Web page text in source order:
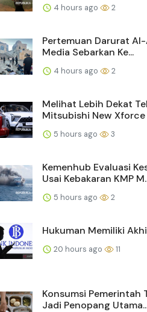
4 hours ago 2
Pertemuan Darurat
Media Sebarkan Ke...
4 hours ago 2
Melihat Lebih Dekat
Mitsubishi New Xforce
5 hours ago 3
Kemenhub Evaluasi
Usai Kebakaran KMP
5 hours ago 2
Hukuman Memiliki
20 hours ago 11
Konsumsi Pemerintah
Jadi Penopang